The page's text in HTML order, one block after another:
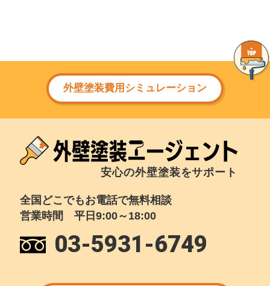
外壁塗装費用シミュレーション
安心の外壁塗装をサポート
全国どこでもお電話で無料相談
営業時間 平日9:00～18:00
03-5931-6749